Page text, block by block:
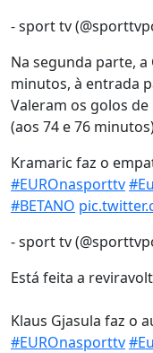
- sport tv
Na segunda parte,
minutos, à entrada
Valeram os golos
(aos 74 e 76
Kramaric faz o
#EUROnasporttv
#BETANO
- sport tv
Está feita a
Klaus Gjasula faz o
#EUROnasporttv